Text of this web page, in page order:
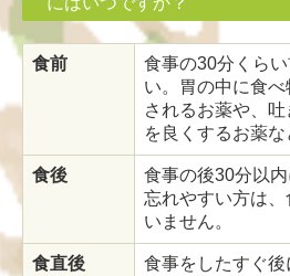
食前
食事の30分くら
い。胃の中に食
されるお薬や、
を良くするお薬な
食後
食事の後30分以内
忘れやすい方は、
いません。
食直後
食事をしたすぐ